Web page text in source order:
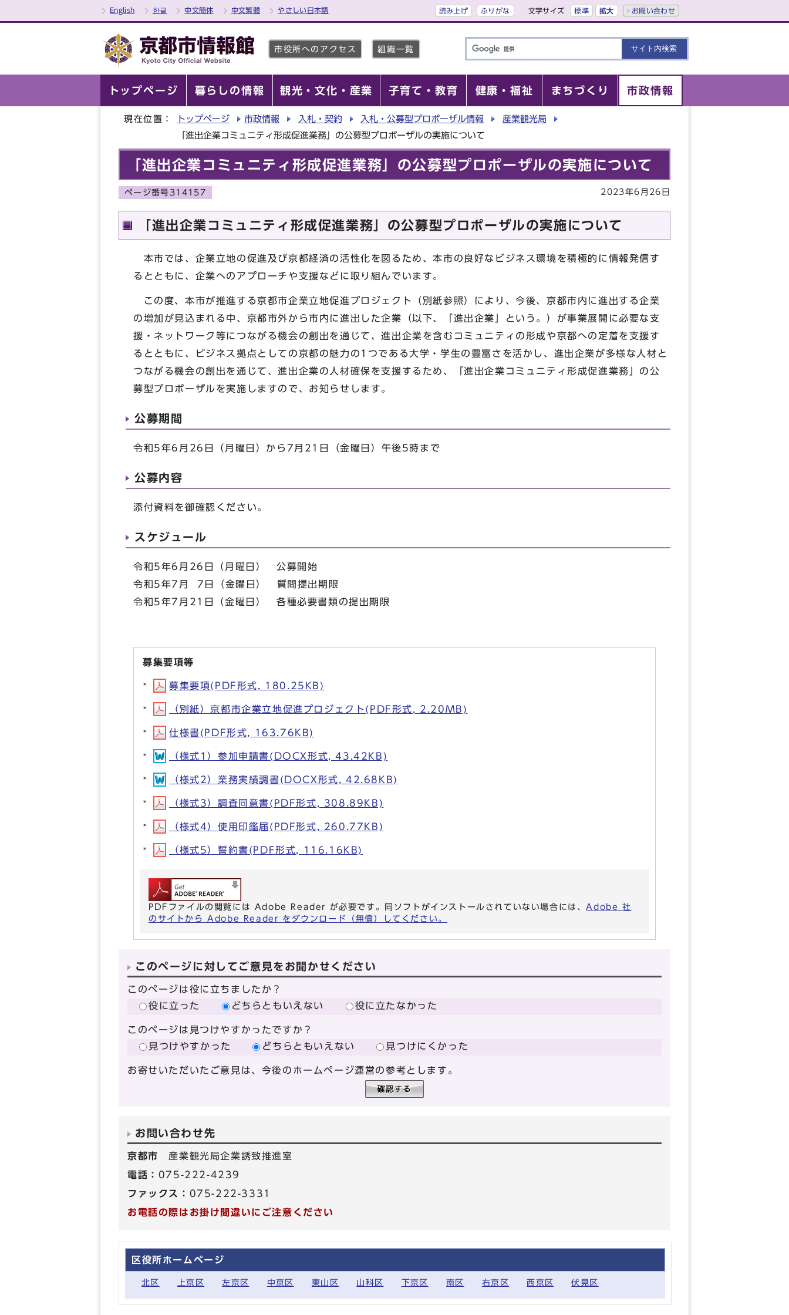
English 한글 中文簡体 中文繁體 やさしい日本語 読み上げ ふりがな 文字サイズ 標準 拡大 お問い合わせ
市役所へのアクセス 組織一覧
トップページ 暮らしの情報 観光・文化・産業 子育て・教育 健康・福祉 まちづくり 市政情報
現在位置： トップページ 市政情報 入札・契約 入札・公募型プロポーザル情報
産業観光局
「進出企業コミュニティ形成促進業務」の公募型プロポーザルの実施について
「進出企業コミュニティ形成促進業務」の公募型プロポーザルの実施について
ページ番号314157 2023年6月26日
「進出企業コミュニティ形成促進業務」の公募型プロポーザルの実施について
本市では、企業立地の促進及び京都経済の活性化を図るため、本市の良好なビジネス環境を積極的に情報発信す
るとともに、企業へのアプローチや支援などに取り組んでいます。
この度、本市が推進する京都市企業立地促進プロジェクト（別紙参照）により、今後、京都市内に進出する企業
の増加が見込まれる中、京都市外から市内に進出した企業（以下、「進出企業」という。）が事業展開に必要な支
援・ネットワーク等につながる機会の創出を通じて、進出企業を含むコミュニティの形成や京都への定着を支援す
るとともに、ビジネス拠点としての京都の魅力の1つである大学・学生の豊富さを活かし、進出企業が多様な人材と
つながる機会の創出を通じて、進出企業の人材確保を支援するため、「進出企業コミュニティ形成促進業務」の公
募型プロポーザルを実施しますので、お知らせします。
公募期間
令和5年6月26日（月曜日）から7月21日（金曜日）午後5時まで
公募内容
添付資料を御確認ください。
スケジュール
令和5年6月26日（月曜日） 公募開始
令和5年7月 7日（金曜日） 質問提出期限
令和5年7月21日（金曜日） 各種必要書類の提出期限
募集要項等
募集要項(PDF形式, 180.25KB)
（別紙）京都市企業立地促進プロジェクト(PDF形式, 2.20MB)
仕様書(PDF形式, 163.76KB)
（様式1）参加申請書(DOCX形式, 43.42KB)
（様式2）業務実績調書(DOCX形式, 42.68KB)
（様式3）調査同意書(PDF形式, 308.89KB)
（様式4）使用印鑑届(PDF形式, 260.77KB)
（様式5）誓約書(PDF形式, 116.16KB)
PDFファイルの閲覧には Adobe Reader が必要です。同ソフトがインストールされていない場合には、Adobe 社
のサイトから Adobe Reader をダウンロード（無償）してください。
このページに対してご意見をお聞かせください
このページは役に立ちましたか？
役に立った
どちらともいえない 役に立たなかった
このページは見つけやすかったですか？
見つけやすかった
どちらともいえない 見つけにくかった
お寄せいただいたご意見は、今後のホームページ運営の参考とします。
お問い合わせ先
京都市 産業観光局企業誘致推進室
電話： 075-222-4239
ファックス： 075-222-3331
お電話の際はお掛け間違いにご注意ください
区役所ホームページ
北区 上京区 左京区 中京区 東山区 山科区 下京区 南区 右京区 西京区 伏見区